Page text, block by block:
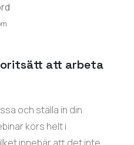
att arbeta
och ställa in din
körs helt i